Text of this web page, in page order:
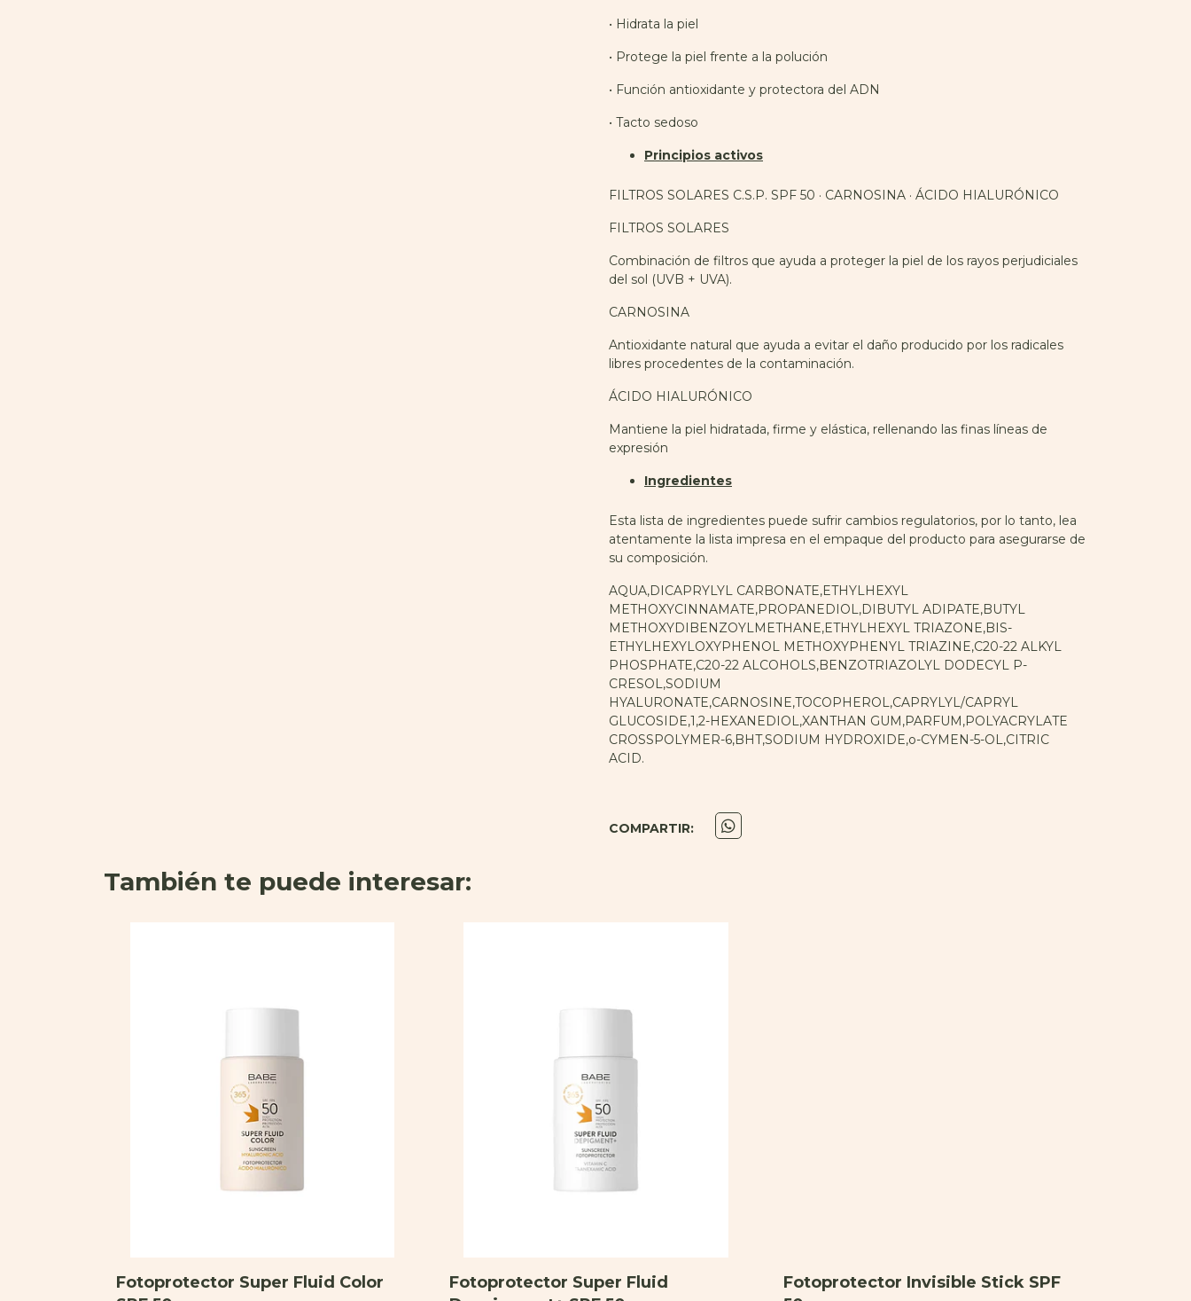
• Hidrata la piel
• Protege la piel frente a la polución
• Función antioxidante y protectora del ADN
• Tacto sedoso
Principios activos
FILTROS SOLARES C.S.P. SPF 50 · CARNOSINA · ÁCIDO HIALURÓNICO
FILTROS SOLARES
Combinación de filtros que ayuda a proteger la piel de los rayos perjudiciales
del sol (UVB + UVA).
CARNOSINA
Antioxidante natural que ayuda a evitar el daño producido por los radicales
libres procedentes de la contaminación.
ÁCIDO HIALURÓNICO
Mantiene la piel hidratada, firme y elástica, rellenando las finas líneas de
expresión
Ingredientes
Esta lista de ingredientes puede sufrir cambios regulatorios, por lo tanto, lea
atentamente la lista impresa en el empaque del producto para asegurarse de
su composición.
AQUA,DICAPRYLYL CARBONATE,ETHYLHEXYL
METHOXYCINNAMATE,PROPANEDIOL,DIBUTYL ADIPATE,BUTYL
METHOXYDIBENZOYLMETHANE,ETHYLHEXYL TRIAZONE,BIS-
ETHYLHEXYLOXYPHENOL METHOXYPHENYL TRIAZINE,C20-22 ALKYL
PHOSPHATE,C20-22 ALCOHOLS,BENZOTRIAZOLYL DODECYL P-
CRESOL,SODIUM
HYALURONATE,CARNOSINE,TOCOPHEROL,CAPRYLYL/CAPRYL
GLUCOSIDE,1,2-HEXANEDIOL,XANTHAN GUM,PARFUM,POLYACRYLATE
CROSSPOLYMER-6,BHT,SODIUM HYDROXIDE,o-CYMEN-5-OL,CITRIC
ACID.
COMPARTIR:
También te puede interesar:
Fotoprotector Super Fluid Color
Fotoprotector Super Fluid
Fotoprotector Invisible Stick SPF